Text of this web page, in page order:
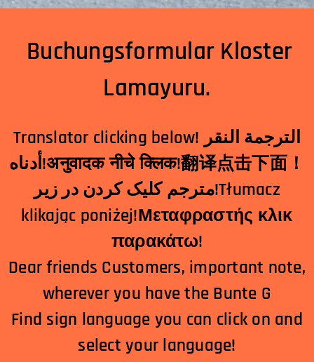
Buchungsformular Kloster
Lamayuru.
Translator clicking below! الترجمة النقر
أدناه!अनुवादक नीचे क्लिक!翻译点击下面！
مترجم کلیک کردن در زیر!Tłumacz
klikając poniżej!Μεταφραστής κλικ
παρακάτω!
Dear friends Customers, important note,
wherever you have the Bunte G
Find sign language you can click on and
select your language!